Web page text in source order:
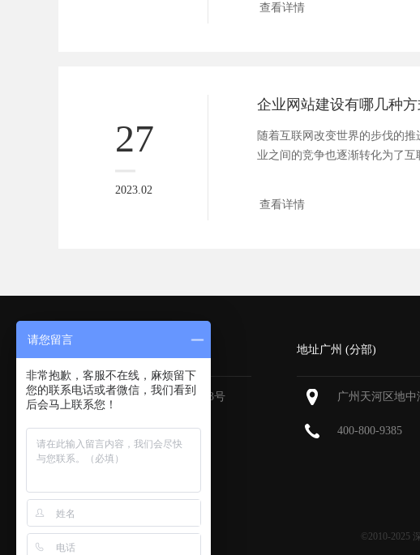
查看详情
27
2023.02
企业网站建设有哪几种方
随着互联网改变世界的步伐的推
业之间的竞争也逐渐转化为了互
查看详情
深圳福田区深南大道6013号
中国有色大厦
400-800-9385
地址广州 (分部)
广州天河区地中
400-800-9385
©2010-2025
请您留言
非常抱歉，客服不在线，麻烦留下
您的联系电话或者微信，我们看到
后会马上联系您！